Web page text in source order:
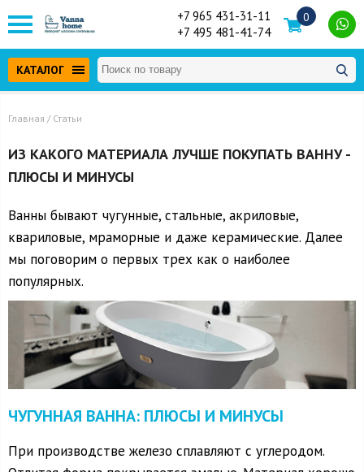
+7 965 431-31-11
+7 495 481-41-74
0
КАТАЛОГ
Главная / Статьи
ИЗ КАКОГО МАТЕРИАЛА ЛУЧШЕ ПОКУПАТЬ ВАННУ -
ПЛЮСЫ И МИНУСЫ
Ванны бывают чугунные, стальные, акриловые,
квариловые, мраморные и даже керамические. Далее
мы поговорим о первых трех как о наиболее
популярных.
ЧУГУННАЯ ВАННА: ПЛЮСЫ И МИНУСЫ
При производстве железо сплавляют с углеродом.